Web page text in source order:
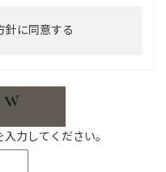
並びに採用・人事管理に
法令、国が定める指針お
ます。
人情報を安全に管理し、
人情報の漏洩、滅失また
針に同意する
力してください。